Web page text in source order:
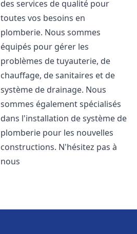
des services de qualité pour
toutes vos besoins en
plomberie. Nous sommes
équipés pour gérer les
problèmes de tuyauterie, de
chauffage, de sanitaires et de
système de drainage. Nous
sommes également spécialisés
dans l'installation de système de
plomberie pour les nouvelles
constructions. N'hésitez pas à
nous